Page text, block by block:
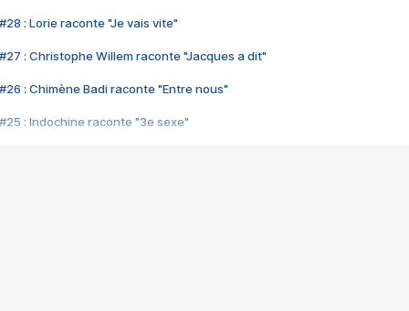
#28 : Lorie raconte "Je vais vite"
#27 : Christophe Willem raconte "Jacques a dit"
#26 : Chimène Badi raconte "Entre nous"
#25 : Indochine raconte "3e sexe"